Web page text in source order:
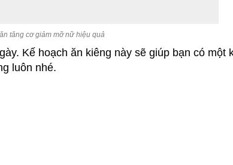
tăng cơ giảm mỡ nữ hiệu quả
Kế hoạch ăn kiêng này sẽ giúp bạn có một
luôn nhé.